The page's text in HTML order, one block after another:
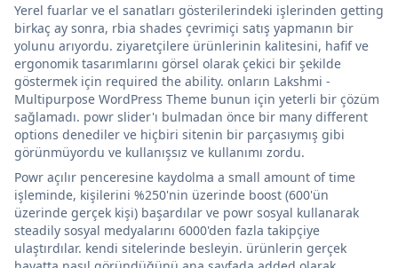
Yerel fuarlar ve el sanatları gösterilerindeki işlerinden getting
birkaç ay sonra, rbia shades çevrimiçi satış yapmanın bir
yolunu arıyordu. ziyaretçilere ürünlerinin kalitesini, hafif ve
ergonomik tasarımlarını görsel olarak çekici bir şekilde
göstermek için required the ability. onların Lakshmi -
Multipurpose WordPress Theme bunun için yeterli bir çözüm
sağlamadı. powr slider'ı bulmadan önce bir many different
options denediler ve hiçbiri sitenin bir parçasıymış gibi
görünmüyordu ve kullanışsız ve kullanımı zordu.
Powr açılır penceresine kaydolma a small amount of time
işleminde, kişilerini %250'nin üzerinde boost (600'ün
üzerinde gerçek kişi) başardılar ve powr sosyal kullanarak
steadily sosyal medyalarını 6000'den fazla takipçiye
ulaştırdılar. kendi sitelerinde besleyin. ürünlerin gerçek